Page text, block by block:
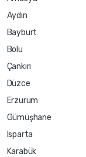
Aydın
Bayburt
Bolu
Çankırı
Düzce
Erzurum
Gümüşhane
Isparta
Karabük